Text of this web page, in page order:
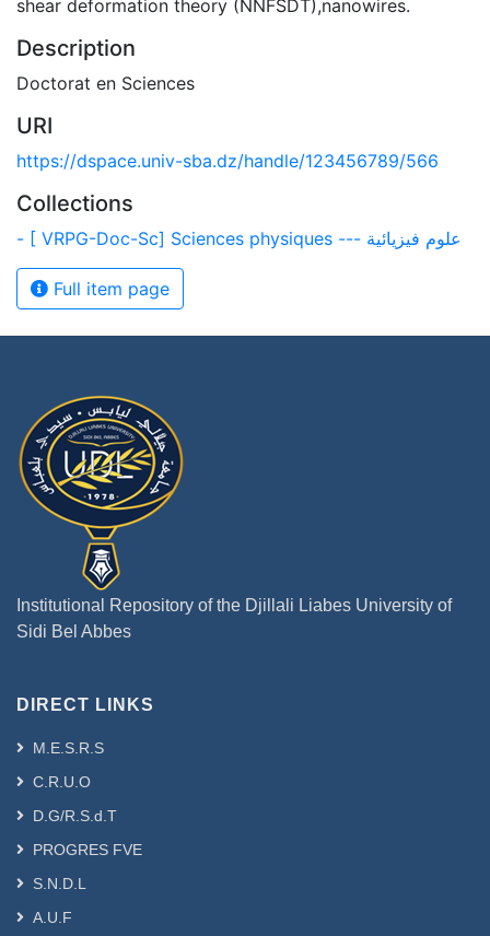
shear deformation theory (NNFSDT),nanowires.
Description
Doctorat en Sciences
URI
https://dspace.univ-sba.dz/handle/123456789/566
Collections
- [ VRPG-Doc-Sc] Sciences physiques --- علوم فيزيائية
Full item page
Institutional Repository of the Djillali Liabes University of
Sidi Bel Abbes
DIRECT LINKS
M.E.S.R.S
C.R.U.O
D.G/R.S.d.T
PROGRES FVE
S.N.D.L
A.U.F